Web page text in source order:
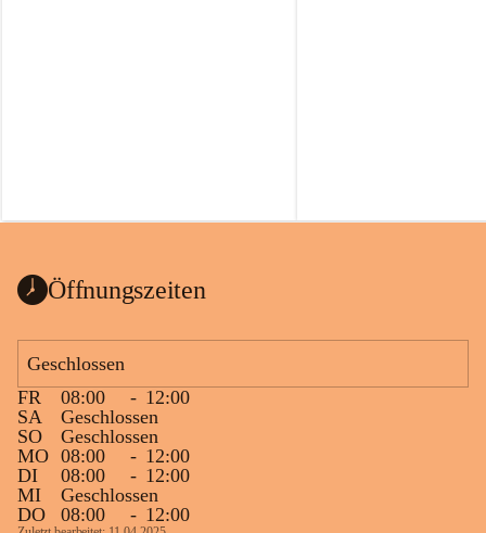
Öffnungszeiten
Geschlossen
FR
08:00 - 12:00
SA
Geschlossen
SO
Geschlossen
MO 08:00 - 12:00
DI
08:00 - 12:00
MI
Geschlossen
DO
08:00 - 12:00